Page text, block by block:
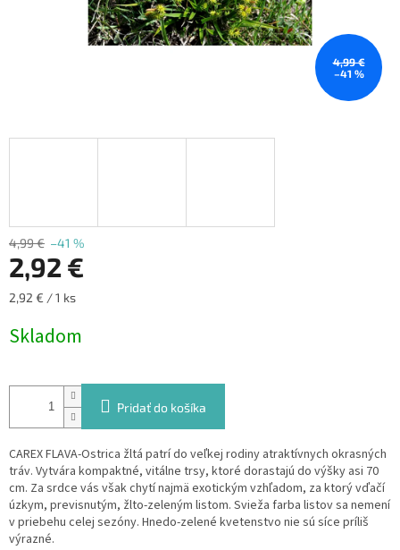
4,99 €
–41 %
4,99 € –41 %
2,92 €
Jednotková
2,92 € / 1 ks
Skladom
Pridať do košíka
CAREX FLAVA-Ostrica žltá patrí do veľkej rodiny atraktívnych okrasných
tráv. Vytvára kompaktné, vitálne trsy, ktoré dorastajú do výšky asi 70
cm. Za srdce vás však chytí najmä exotickým vzhľadom, za ktorý vďačí
úzkym, previsnutým, žlto-zeleným listom. Svieža farba listov sa nemení
v priebehu celej sezóny. Hnedo-zelené kvetenstvo nie sú síce príliš
výrazné.